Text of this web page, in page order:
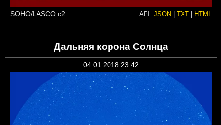
SOHO/LASCO c2 API: JSON | TXT | HTML
Дальняя корона Солнца
04.01.2018 23:42